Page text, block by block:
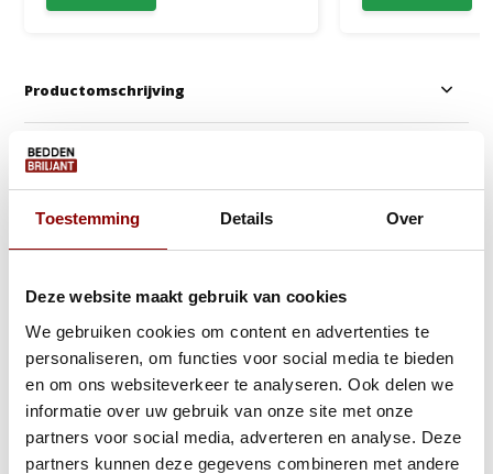
Toestemming Details Over
Deze website maakt gebruik van cookies
We gebruiken cookies om content en advertenties te
personaliseren, om functies voor social media te bieden
en om ons websiteverkeer te analyseren. Ook delen we
informatie over uw gebruik van onze site met onze
partners voor social media, adverteren en analyse. Deze
partners kunnen deze gegevens combineren met andere
Productomschrijving
Anderen kochten ook